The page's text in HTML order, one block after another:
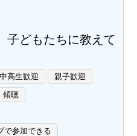
子どもたちに教えて
中高生歓迎
親子歓迎
傾聴
で参加できる